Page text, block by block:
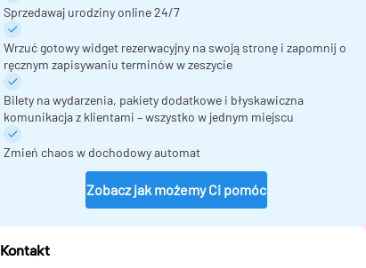
Sprzedawaj urodziny online 24/7
Wrzuć gotowy widget rezerwacyjny na swoją stronę i zapomnij o
ręcznym zapisywaniu terminów w zeszycie
Bilety na wydarzenia, pakiety dodatkowe i błyskawiczna
komunikacja z klientami – wszystko w jednym miejscu
Zmień chaos w dochodowy automat
Zobacz jak możemy Ci pomóc
Kontakt